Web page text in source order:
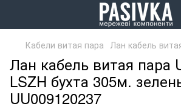
Кабели витая пара Лан кабель
Лан кабель витая пара
LSZH бухта 305м.
UU009120237